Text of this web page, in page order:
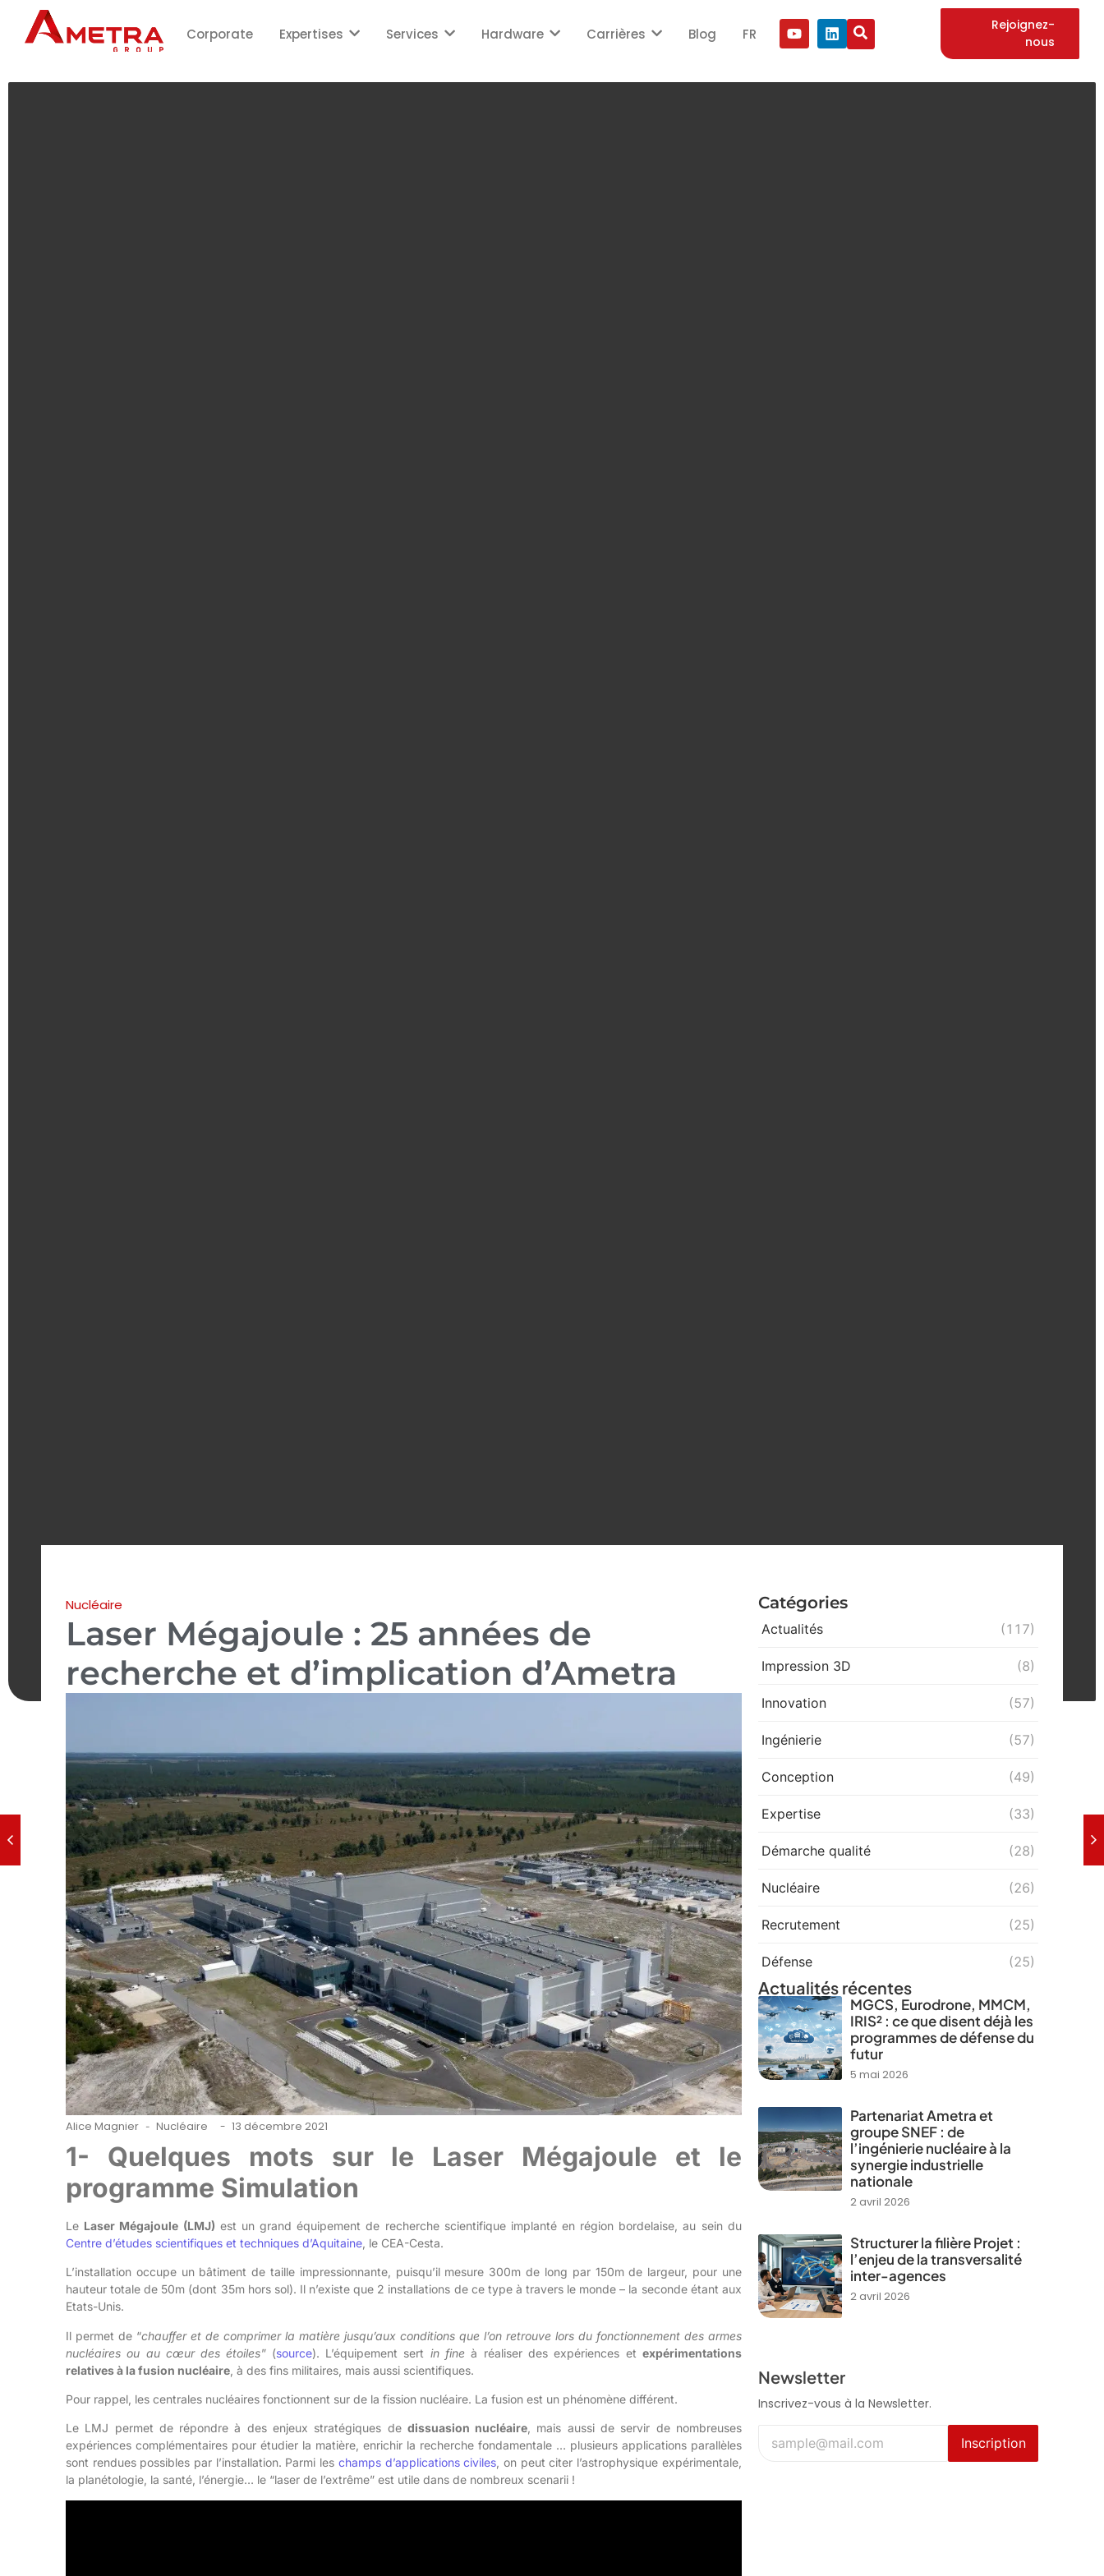
Corporate Expertises Services Hardware Carrières Blog FR
Rejoignez-
nous
Nucléaire
Laser Mégajoule : 25 années de
recherche et d’implication d’Ametra
Alice Magnier - Nucléaire - 13 décembre 2021
1- Quelques mots sur le Laser Mégajoule et le
programme Simulation
Le Laser Mégajoule (LMJ) est un grand équipement de recherche scientifique implanté en région bordelaise, au sein du
Centre d’études scientifiques et techniques d’Aquitaine , le CEA-Cesta.
L’installation occupe un bâtiment de taille impressionnante, puisqu’il mesure 300m de long par 150m de largeur, pour une
hauteur totale de 50m (dont 35m hors sol). Il n’existe que 2 installations de ce type à travers le monde – la seconde étant aux
Etats-Unis.
Il permet de “chauffer et de comprimer la matière jusqu’aux conditions que l’on retrouve lors du fonctionnement des armes
nucléaires ou au cœur des étoiles” (source). L’équipement sert in fine à réaliser des expériences et expérimentations
relatives à la fusion nucléaire , à des fins militaires, mais aussi scientifiques.
Pour rappel, les centrales nucléaires fonctionnent sur de la fission nucléaire. La fusion est un phénomène différent.
Le LMJ permet de répondre à des enjeux stratégiques de dissuasion nucléaire , mais aussi de servir de nombreuses
expériences complémentaires pour étudier la matière, enrichir la recherche fondamentale … plusieurs applications parallèles
sont rendues possibles par l’installation. Parmi les champs d’applications civiles , on peut citer l’astrophysique expérimentale,
la planétologie, la santé, l’énergie… le “laser de l’extrême” est utile dans de nombreux scenarii !
Catégories
Actualités (117)
Impression 3D (8)
Innovation (57)
Ingénierie (57)
Conception (49)
Expertise (33)
Démarche qualité (28)
Nucléaire (26)
Recrutement (25)
Défense (25)
Actualités récentes
MGCS, Eurodrone, MMCM,
IRIS² : ce que disent déjà les
programmes de défense du
futur
5 mai 2026
Partenariat Ametra et
groupe SNEF : de
l’ingénierie nucléaire à la
synergie industrielle
nationale
2 avril 2026
Structurer la filière Projet :
l’enjeu de la transversalité
inter-agences
2 avril 2026
Newsletter
Inscrivez-vous à la Newsletter.
Inscription